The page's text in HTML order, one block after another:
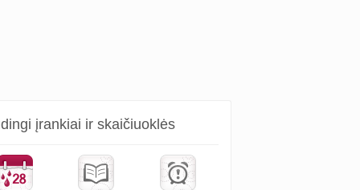
įrankiai ir skaičiuoklės